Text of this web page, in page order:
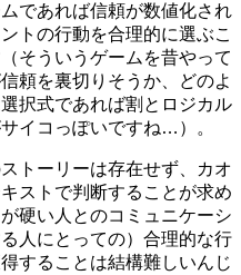
であれば信頼が数値化され
トの行動を合理的に選ぶこ
そういうゲームを昔やって
頼を裏切りそうか、どのよ
択式であれば割とロジカル
イコっぽいですね…）。
トーリーは存在せず、カオ
ストで判断することが求め
硬い人とのコミュニケーシ
人にとっての）合理的な行
することは結構難しいんじ